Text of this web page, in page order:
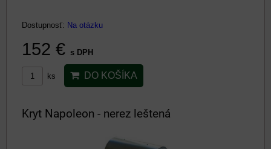
Dostupnosť: Na otázku
152 € s DPH
ks DO KOŠÍKA
Kryt Napoleon - nerez leštená